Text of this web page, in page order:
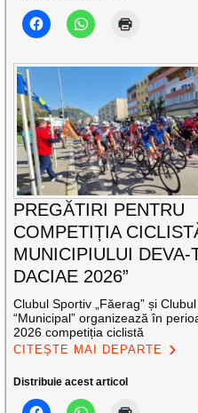
PREGĂTIRI PENTRU
COMPETIȚIA
MUNICIPIULUI DEVA-
DACIAE 2026”
Clubul Sportiv „Făerag” și
“Municipal” organizează în
2026 competiția ciclistă
CITEȘTE MAI DEPARTE
Distribuie acest articol